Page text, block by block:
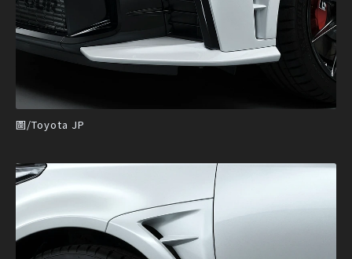
圖/Toyota JP